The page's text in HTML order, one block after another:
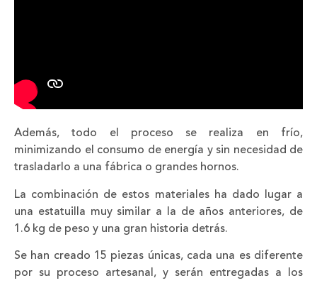
Además, todo el proceso se realiza en frío,
minimizando el consumo de energía y sin necesidad de
trasladarlo a una fábrica o grandes hornos.
La combinación de estos materiales ha dado lugar a
una estatuilla muy similar a la de años anteriores, de
1.6 kg de peso y una gran historia detrás.
Se han creado 15 piezas únicas, cada una es diferente
por su proceso artesanal, y serán entregadas a los